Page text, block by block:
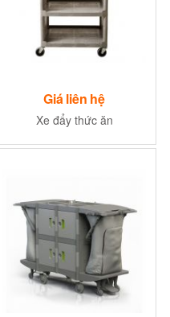
Giá liên hệ
Xe đẩy thức ăn